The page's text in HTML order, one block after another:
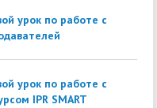
урок по работе с
урок по работе с
IPR SMART